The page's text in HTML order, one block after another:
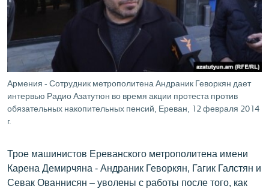
ՄԻՋԱԶԳԱՅԻՆ
ՄՇԱԿՈՒՅԹ
ՍՊՈՐՏ
ՄԵԿՆԱԲԱՆՈՒԹՅՈՒՆ
ՏՏ ԵՒ ԻՆՏԵՐՆԵՏ
ԿՈՐՈՆԱՎԻՐՈՒՍ
ՏԵՍԱՆՅՈՒԹԵՐ
ԲԱՆԱՎԵՃ
Армения - Сотрудник метрополитена Андраник Геворкян дает
интервью Радио Азатутюн во время акции протеста против
обязательных накопительных пенсий, Ереван, 12 февраля 2014
г.
Трое машинистов Ереванского метрополитена имени
Карена Демирчяна - Андраник Геворкян, Гагик Галстян и
Севак Ованнисян – уволены с работы после того, как